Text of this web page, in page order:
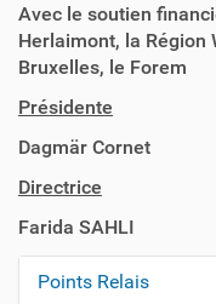
Avec le soutien
Herlaimont, la Région
Bruxelles, le Forem
Présidente
Dagmär Cornet
Directrice
Farida SAHLI
N
Points Relais